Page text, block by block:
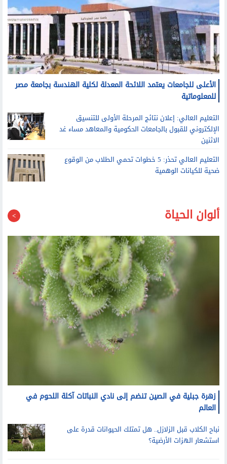
الأعلى للجامعات يعتمد اللائحة المعدلة لكلية الهندسة بجامعة مصر
للمعلوماتية
التعليم العالي: إعلان نتائج المرحلة الأولى للتنسيق
الإلكتروني للقبول بالجامعات الحكومية والمعاهد مساء غد
الاثنين
التعليم العالي تحذر: 5 خطوات تحمي الطلاب من الوقوع
ضحية للكيانات الوهمية
ألوان الحياة
زهرة جبلية في الصين تنضم إلى نادي النباتات آكلة اللحوم في
العالم
نباح الكلاب قبل الزلازل.. هل تمتلك الحيوانات قدرة على
استشعار الهزات الأرضية؟